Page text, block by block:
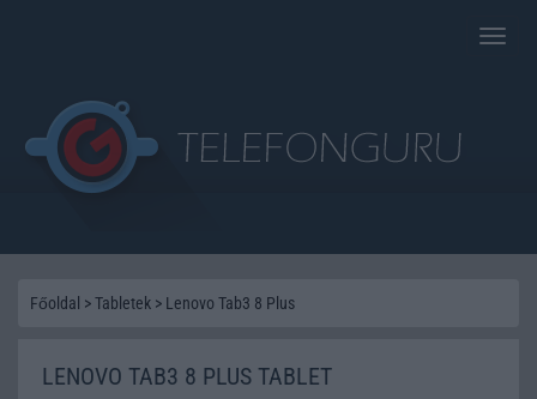
Toggle
Főoldal >Tabletek > Lenovo Tab3 8 Plus
LENOVO TAB3 8 PLUS TABLET